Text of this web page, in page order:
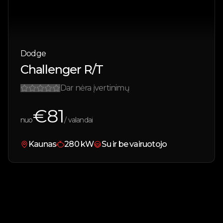
Dodge
Challenger R/T
Dar nėra įvertinimų
nuo€81/ valandai
Kaunas 280 kW Su ir be vairuotojo